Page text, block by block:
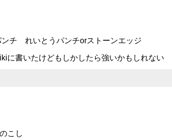
チ れいとうパンチorストーンエッジ
に書いたけどもしかしたら強いかもしれない
こし